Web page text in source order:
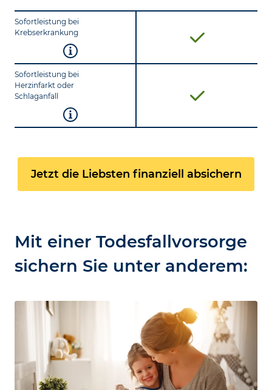
Sofortleistung bei
Krebserkrankung
Sofortleistung bei
Herzinfarkt oder
Schlaganfall
Jetzt die Liebsten finanziell absichern
Mit einer Todesfallvorsorge
sichern Sie unter anderem: